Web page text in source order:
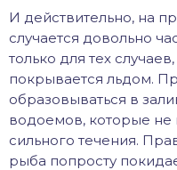
И действительно, на
случается довольно
только для тех
покрывается льдом.
образовываться в
водоемов, которые не
сильного течения.
рыба попросту